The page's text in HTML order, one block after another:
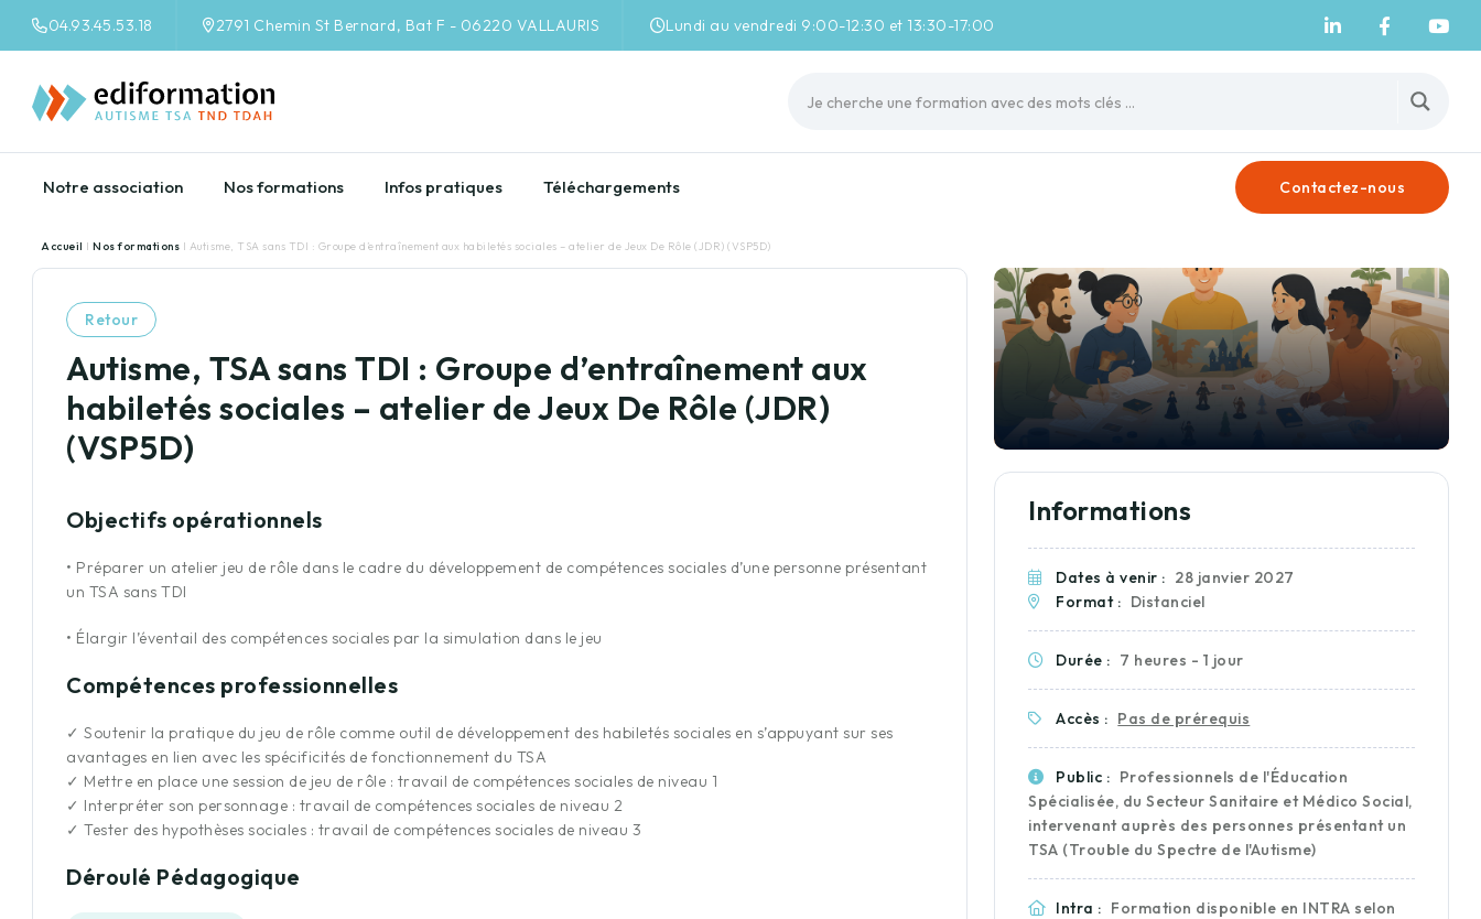
04.93.45.53.18 2791 Chemin St Bernard, Bat F - 06220 VALLAURIS Lundi au vendredi 9:00-12:30 et 13:30-17:00
Notre association Nos formations Infos pratiques Téléchargements Contactez-nous
Accueil I Nos formations I Autisme, TSA sans TDI : Groupe d’entraînement aux habiletés sociales – atelier de Jeux De Rôle (JDR) (VSP5D)
Retour
Autisme, TSA sans TDI : Groupe d’entraînement aux
habiletés sociales – atelier de Jeux De Rôle (JDR)
(VSP5D)
Objectifs opérationnels
• Préparer un atelier jeu de rôle dans le cadre du développement de compétences sociales d’une personne présentant
un TSA sans TDI
• Élargir l’éventail des compétences sociales par la simulation dans le jeu
Compétences professionnelles
✓ Soutenir la pratique du jeu de rôle comme outil de développement des habiletés sociales en s’appuyant sur ses
avantages en lien avec les spécificités de fonctionnement du TSA
✓ Mettre en place une session de jeu de rôle : travail de compétences sociales de niveau 1
✓ Interpréter son personnage : travail de compétences sociales de niveau 2
✓ Tester des hypothèses sociales : travail de compétences sociales de niveau 3
Déroulé Pédagogique
Informations
Dates à venir : 28 janvier 2027
Format : Distanciel
Durée : 7 heures - 1 jour
Accès : Pas de prérequis
Public : Professionnels de l'Éducation
Spécialisée, du Secteur Sanitaire et Médico Social,
intervenant auprès des personnes présentant un
TSA (Trouble du Spectre de l'Autisme)
Intra : Formation disponible en INTRA selon